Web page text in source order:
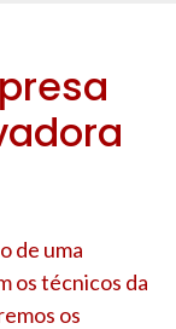
de uma
os técnicos da
os